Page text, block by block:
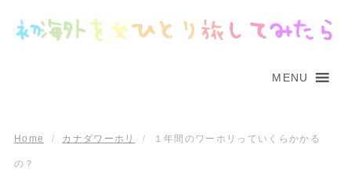
MENU
Home / カナダワーホリ / １年間のワーホリっていくらかかる
の？